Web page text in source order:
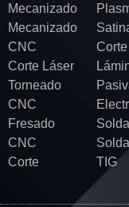
Mecanizado
Mecanizado
CNC
Corte Láser
Torneado
CNC
Fresado
CNC
Corte
TIG